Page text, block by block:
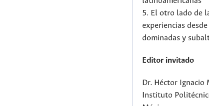
5. El otro lado de
experiencias
dominadas y
Editor invitado
Dr. Héctor Ignacio
Instituto